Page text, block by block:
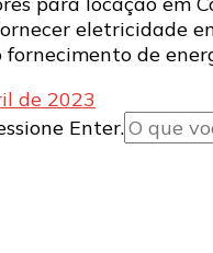
eletricidade
de
de 2023
Enter.